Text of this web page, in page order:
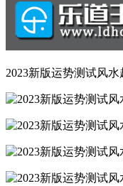
2023新版运势测试风